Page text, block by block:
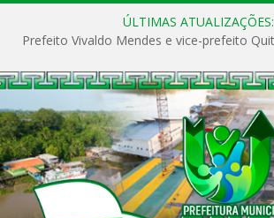
ÚLTIMAS ATUALIZAÇÕES: